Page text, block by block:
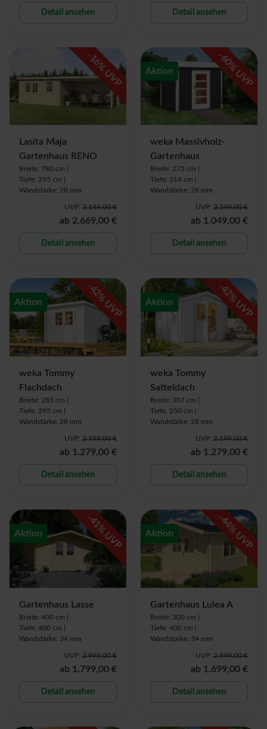
Detail ansehen Detail ansehen
-
16
% UVP
Lasita Maja
Gartenhaus RENO
Breite: 780 cm |
Tiefe: 295 cm |
Wandstärke: 28 mm
UVP: 3.149,00 €
ab 2.669,00 €
Detail ansehen
Aktion
-
60
% UVP
weka Massivholz-
Gartenhaus
Breite: 275 cm |
Tiefe: 314 cm |
Wandstärke: 28 mm
UVP: 2.599,00 €
ab 1.049,00 €
Detail ansehen
Aktion
-
42
% UVP
weka Tommy
Flachdach
Breite: 285 cm |
Tiefe: 295 cm |
Wandstärke: 28 mm
UVP: 2.199,00 €
ab 1.279,00 €
Detail ansehen
Aktion
-
42
% UVP
weka Tommy
Satteldach
Breite: 307 cm |
Tiefe: 250 cm |
Wandstärke: 28 mm
UVP: 2.199,00 €
ab 1.279,00 €
Detail ansehen
Aktion
-
41
% UVP
Gartenhaus Lasse
Breite: 400 cm |
Tiefe: 400 cm |
Wandstärke: 34 mm
UVP: 2.999,00 €
ab 1.799,00 €
Detail ansehen
Aktion
-
44
% UVP
Gartenhaus Lulea A
Breite: 300 cm |
Tiefe: 400 cm |
Wandstärke: 34 mm
UVP: 2.999,00 €
ab 1.699,00 €
Detail ansehen